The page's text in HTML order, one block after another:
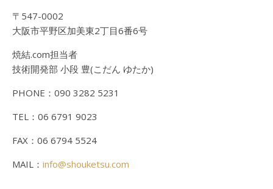
〒547-0002
大阪市平野区加美東2丁目6番6号
焼結.com担当者
技術開発部 小段 豊(こだん ゆたか)
PHONE：090 3282 5231
TEL：06 6791 9023
FAX：06 6794 5524
MAIL： info@shouketsu.com